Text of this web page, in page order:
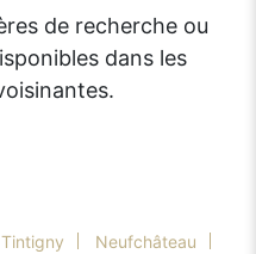
de recherche ou
dans les
Tintigny
Neufchâteau